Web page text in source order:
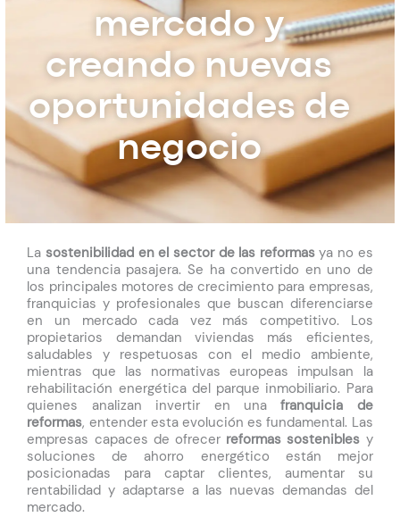
mercado y
creando nuevas
oportunidades de
negocio
Lasostenibilidad en el sector de las reformasya no es
una tendencia pasajera. Se ha convertido en uno de
los principales motores de crecimiento para empresas,
franquicias y profesionales que buscan diferenciarse
en un mercado cada vez más competitivo. Los
propietarios demandan viviendas más eficientes,
saludables y respetuosas con el medio ambiente,
mientras que las normativas europeas impulsan la
rehabilitación energética del parque inmobiliario. Para
quienes analizan invertir en unafranquicia de
reformas, entender esta evolución es fundamental. Las
empresas capaces de ofrecer reformas sostenibles y
soluciones de ahorro energético están mejor
posicionadas para captar clientes, aumentar su
rentabilidad y adaptarse a las nuevas demandas del
mercado.